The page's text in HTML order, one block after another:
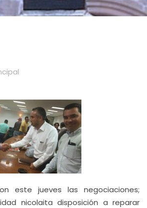
este jueves las negociaciones;
nicolaita disposición a reparar